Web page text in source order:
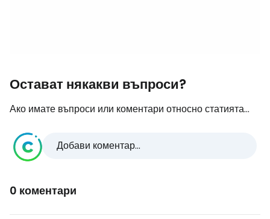
Остават някакви въпроси?
Ако имате въпроси или коментари относно статията...
Добави коментар...
0 коментари